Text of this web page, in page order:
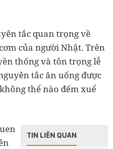
tắc quan trọng về
của người Nhật. Trên
thống và tôn trọng lễ
tắc ăn uống được
thể nào đếm xuể
TIN LIÊN QUAN